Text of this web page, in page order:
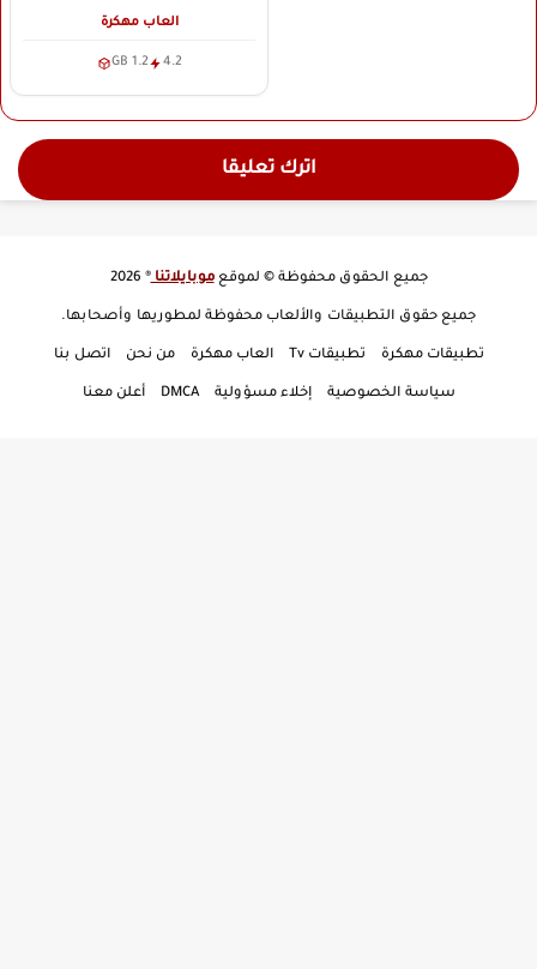
العاب مهكرة
4.2
1.2 GB
اترك تعليقا
جميع الحقوق محفوظة © لموقعموبايلاتنا® 2026
جميع حقوق التطبيقات والألعاب محفوظة لمطوريها وأصحابها.
تطبيقات مهكرة تطبيقات Tv العاب مهكرة من نحن اتصل بنا
سياسة الخصوصية إخلاء مسؤولية DMCA أعلن معنا